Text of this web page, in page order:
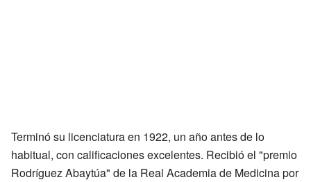
Terminó su licenciatura en 1922, un año antes de lo
habitual, con calificaciones excelentes. Recibió el "premio
Rodríguez Abaytúa" de la Real Academia de Medicina por